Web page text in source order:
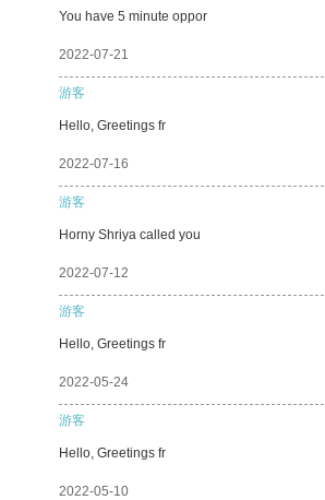
You have 5 minute oppor
2022-07-21
游客
Hello, Greetings fr
2022-07-16
游客
Horny Shriya called you
2022-07-12
游客
Hello, Greetings fr
2022-05-24
游客
Hello, Greetings fr
2022-05-10